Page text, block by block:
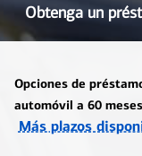
Obtenga un
Opciones de
automóvil a 60 meses
Opciones
Más plazos